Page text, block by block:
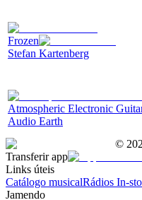
Frozen
Stefan Kartenberg
Atmospheric Electronic
Audio Earth
©
Transferir app
Links úteis
Catálogo musicalRádios In-
Jamendo